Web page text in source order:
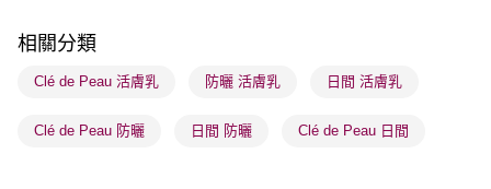
每筆HK$65.00，滿HK$300.00或以上免運費
確認發貨後1-3 工作天送達，訂單將隨機分配至SF順豐速運或京東
相關分類
Clé de Peau 活膚乳 防曬 活膚乳 日間 活膚乳
Clé de Peau 防曬 日間 防曬 Clé de Peau 日間